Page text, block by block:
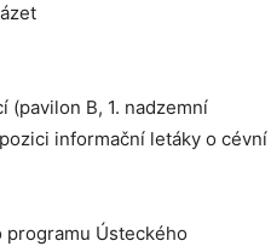
B, 1. nadzemní
informační letáky o cévní
programu Ústeckého